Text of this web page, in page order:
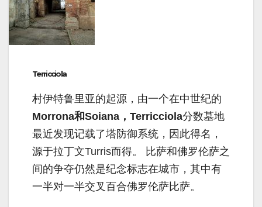
Terricciola
村伊特鲁里亚的起源，由一个在中世纪的
Morrona和Soiana，Terricciola分数墓地
最近发现记载了塔防御系统，因此得名，
源于拉丁文Turris而得。 比萨和佛罗伦萨之
间的争夺仍然是纪念标志在城市，其中有
一半对一半交叉百合佛罗伦萨比萨。